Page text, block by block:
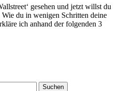
gesehen und jetzt willst du
Wie du in wenigen Schritten deine
ich anhand der folgenden 3
Suchen